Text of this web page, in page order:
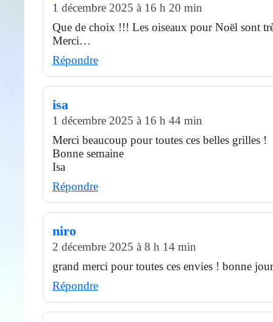
1 décembre 2025 à 16 h 20 min
Que de choix !!! Les oiseaux pour Noël sont
Merci…
Répondre
isa
1 décembre 2025 à 16 h 44 min
Merci beaucoup pour toutes ces belles grilles !
Bonne semaine
Isa
Répondre
niro
2 décembre 2025 à 8 h 14 min
grand merci pour toutes ces envies ! bonne
Répondre